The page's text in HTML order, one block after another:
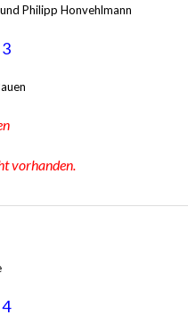
Philipp Honvehlmann
vorhanden.